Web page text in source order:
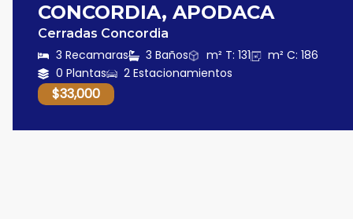
CONCORDIA, APODACA
Cerradas Concordia
3 Recamaras 3 Baños m² T: 131
m² C: 186
0 Plantas
2 Estacionamientos
$33,000